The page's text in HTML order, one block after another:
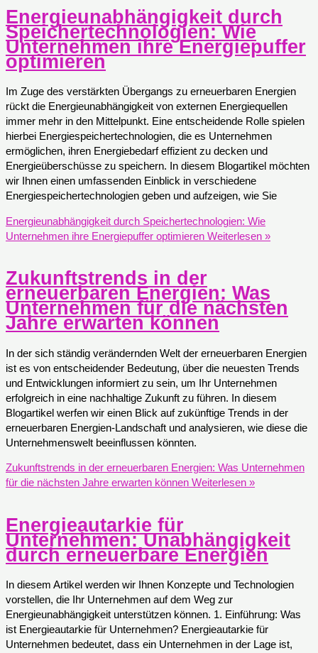
Energieunabhängigkeit durch
Speichertechnologien: Wie
Unternehmen ihre Energiepuffer
optimieren
Im Zuge des verstärkten Übergangs zu erneuerbaren Energien
rückt die Energieunabhängigkeit von externen Energiequellen
immer mehr in den Mittelpunkt. Eine entscheidende Rolle spielen
hierbei Energiespeichertechnologien, die es Unternehmen
ermöglichen, ihren Energiebedarf effizient zu decken und
Energieüberschüsse zu speichern. In diesem Blogartikel möchten
wir Ihnen einen umfassenden Einblick in verschiedene
Energiespeichertechnologien geben und aufzeigen, wie Sie
Energieunabhängigkeit durch Speichertechnologien: Wie
Unternehmen ihre Energiepuffer optimieren Weiterlesen »
Zukunftstrends in der
erneuerbaren Energien: Was
Unternehmen für die nächsten
Jahre erwarten können
In der sich ständig verändernden Welt der erneuerbaren Energien
ist es von entscheidender Bedeutung, über die neuesten Trends
und Entwicklungen informiert zu sein, um Ihr Unternehmen
erfolgreich in eine nachhaltige Zukunft zu führen. In diesem
Blogartikel werfen wir einen Blick auf zukünftige Trends in der
erneuerbaren Energien-Landschaft und analysieren, wie diese die
Unternehmenswelt beeinflussen könnten.
Zukunftstrends in der erneuerbaren Energien: Was Unternehmen
für die nächsten Jahre erwarten können Weiterlesen »
Energieautarkie für
Unternehmen: Unabhängigkeit
durch erneuerbare Energien
In diesem Artikel werden wir Ihnen Konzepte und Technologien
vorstellen, die Ihr Unternehmen auf dem Weg zur
Energieunabhängigkeit unterstützen können. 1. Einführung: Was
ist Energieautarkie für Unternehmen? Energieautarkie für
Unternehmen bedeutet, dass ein Unternehmen in der Lage ist,